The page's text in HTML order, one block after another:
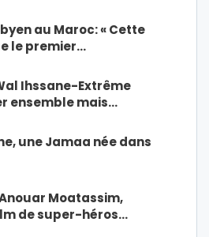
au Maroc: « Cette
le premier…
Ihssane-Extrême
ensemble mais…
une Jamaa née dans
Moatassim,
de super-héros…